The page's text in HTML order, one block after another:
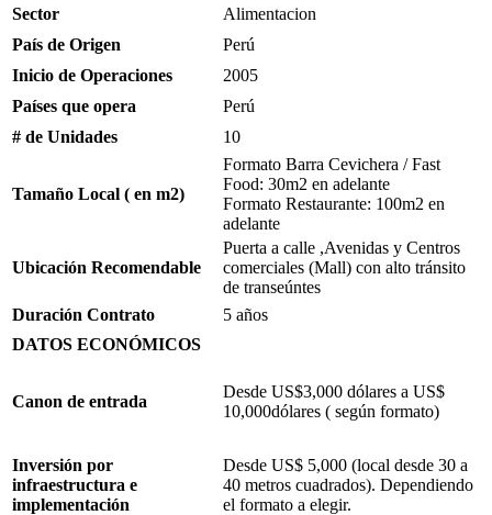
Sector
Alimentacion
País de Origen
Perú
Inicio de Operaciones
2005
Países que opera
Perú
# de Unidades
10
Tamaño Local ( en m2)
Formato Barra Cevichera / Fast
Food: 30m2 en adelante
Formato Restaurante: 100m2 en
adelante
Ubicación Recomendable
Puerta a calle ,Avenidas y Centros
comerciales (Mall) con alto tránsito
de transeúntes
Duración Contrato
5 años
DATOS ECONÓMICOS
Canon de entrada
Desde US$3,000 dólares a US$
10,000dólares ( según formato)
Inversión por
infraestructura e
implementación
Desde US$ 5,000 (local desde 30 a
40 metros cuadrados). Dependiendo
el formato a elegir.